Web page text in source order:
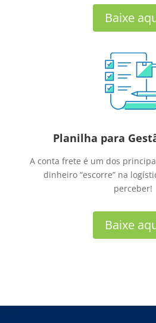
Baixe
Planilha para
A conta frete é um dos
dinheiro “escorre” na
perceber!
Baixe